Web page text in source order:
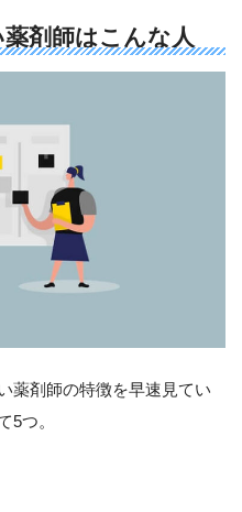
剤師はこんな人
薬剤師の特徴を早速見てい
5つ。